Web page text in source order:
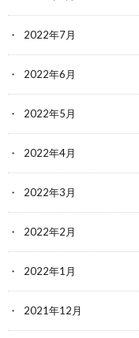
2022年7月
2022年6月
2022年5月
2022年4月
2022年3月
2022年2月
2022年1月
2021年12月